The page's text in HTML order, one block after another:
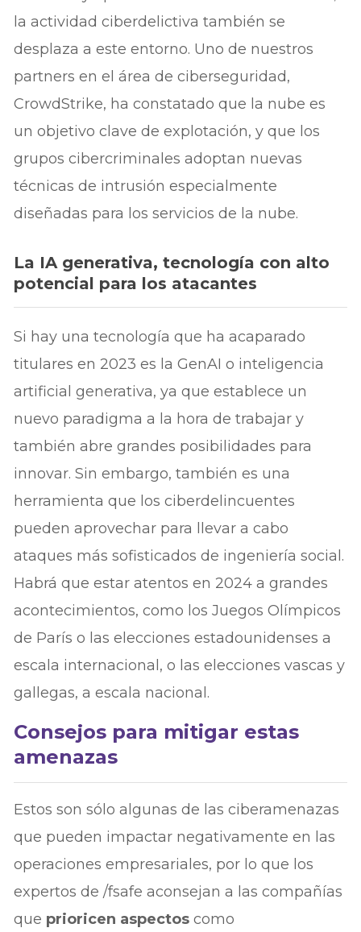
la actividad ciberdelictiva también se
desplaza a este entorno. Uno de nuestros
partners en el área de ciberseguridad,
CrowdStrike, ha constatado que la nube es
un objetivo clave de explotación, y que los
grupos cibercriminales adoptan nuevas
técnicas de intrusión especialmente
diseñadas para los servicios de la nube.
La IA generativa, tecnología con alto
potencial para los atacantes
Si hay una tecnología que ha acaparado
titulares en 2023 es la GenAI o inteligencia
artificial generativa, ya que establece un
nuevo paradigma a la hora de trabajar y
también abre grandes posibilidades para
innovar. Sin embargo, también es una
herramienta que los ciberdelincuentes
pueden aprovechar para llevar a cabo
ataques más sofisticados de ingeniería social.
Habrá que estar atentos en 2024 a grandes
acontecimientos, como los Juegos Olímpicos
de París o las elecciones estadounidenses a
escala internacional, o las elecciones vascas y
gallegas, a escala nacional.
Consejos para mitigar estas
amenazas
Estos son sólo algunas de las ciberamenazas
que pueden impactar negativamente en las
operaciones empresariales, por lo que los
expertos de /fsafe aconsejan a las compañías
que prioricen aspectoscomo